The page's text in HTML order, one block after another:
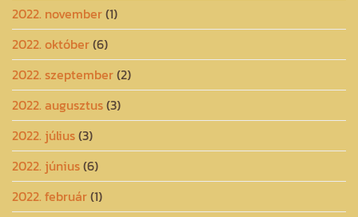
2022. november(1)
2022. október(6)
2022. szeptember(2)
2022. augusztus(3)
2022. július(3)
2022. június(6)
2022. február(1)